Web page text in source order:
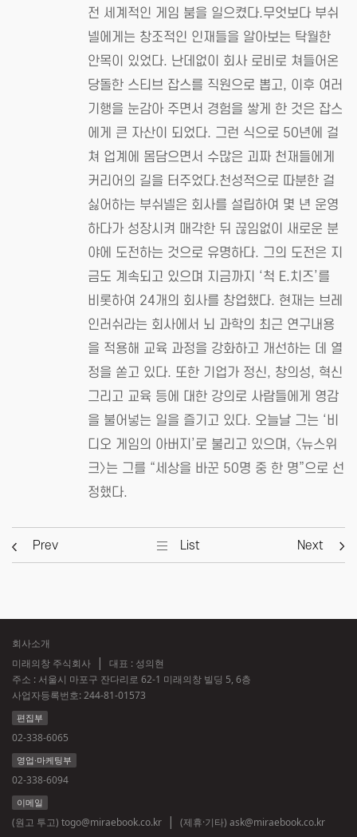
전 세계적인 게임 붐을 일으켰다.무엇보다 부쉬
넬에게는 창조적인 인재들을 알아보는 탁월한
안목이 있었다. 난데없이 회사 로비로 쳐들어온
당돌한 스티브 잡스를 직원으로 뽑고, 이후 여러
기행을 눈감아 주면서 경험을 쌓게 한 것은 잡스
에게 큰 자산이 되었다. 그런 식으로 50년에 걸
쳐 업계에 몸담으면서 수많은 괴짜 천재들에게
커리어의 길을 터주었다.천성적으로 따분한 걸
싫어하는 부쉬넬은 회사를 설립하여 몇 년 운영
하다가 성장시켜 매각한 뒤 끊임없이 새로운 분
야에 도전하는 것으로 유명하다. 그의 도전은 지
금도 계속되고 있으며 지금까지 ‘척 E.치즈’를
비롯하여 24개의 회사를 창업했다. 현재는 브레
인러쉬라는 회사에서 뇌 과학의 최근 연구내용
을 적용해 교육 과정을 강화하고 개선하는 데 열
정을 쏟고 있다. 또한 기업가 정신, 창의성, 혁신
그리고 교육 등에 대한 강의로 사람들에게 영감
을 불어넣는 일을 즐기고 있다. 오늘날 그는 ‘비
디오 게임의 아버지’로 불리고 있으며, 〈뉴스위
크〉는 그를 “세상을 바꾼 50명 중 한 명”으로 선
정했다.
Prev List Next
회사소개
미래의창 주식회사
대표 : 성의현
주소 : 서울시 마포구 잔다리로 62-1 미래의창 빌딩 5, 6층
사업자등록번호:244-81-01573
편집부
02-338-6065
영업·마케팅부
02-338-6094
이메일
(원고 투고) togo@miraebook.co.kr (제휴·기타) ask@miraebook.co.kr